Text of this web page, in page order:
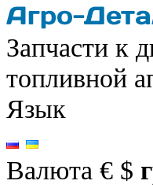
Запчасти к
топливной
Язык
Валюта € $